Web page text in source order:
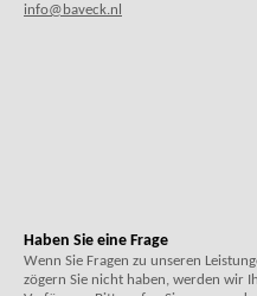
info@baveck.nl
Haben Sie eine Frage
Wenn Sie Fragen zu unseren
zögern Sie nicht haben, werden wir